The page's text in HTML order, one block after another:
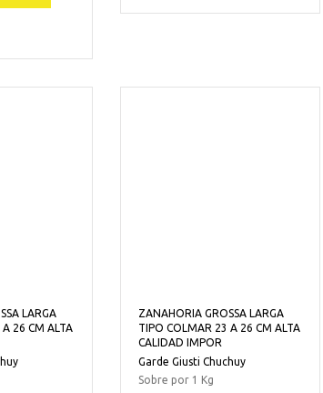
LARGA
26 CM ALTA
ZANAHORIA GROSSA LARGA
TIPO COLMAR 23 A 26 CM ALTA
CALIDAD IMPOR
Garde Giusti Chuchuy
Sobre por 1 Kg